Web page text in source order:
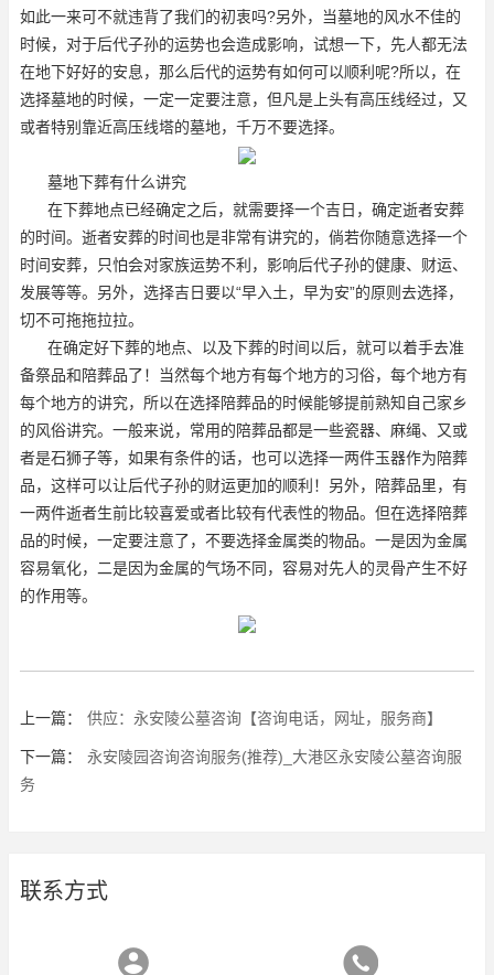
如此一来可不就违背了我们的初衷吗?另外，当墓地的风水不佳的
时候，对于后代子孙的运势也会造成影响，试想一下，先人都无法
在地下好好的安息，那么后代的运势有如何可以顺利呢?所以，在
选择墓地的时候，一定一定要注意，但凡是上头有高压线经过，又
或者特别靠近高压线塔的墓地，千万不要选择。
墓地下葬有什么讲究
在下葬地点已经确定之后，就需要择一个吉日，确定逝者安葬
的时间。逝者安葬的时间也是非常有讲究的，倘若你随意选择一个
时间安葬，只怕会对家族运势不利，影响后代子孙的健康、财运、
发展等等。另外，选择吉日要以“早入土，早为安”的原则去选择，
切不可拖拖拉拉。
在确定好下葬的地点、以及下葬的时间以后，就可以着手去准
备祭品和陪葬品了！当然每个地方有每个地方的习俗，每个地方有
每个地方的讲究，所以在选择陪葬品的时候能够提前熟知自己家乡
的风俗讲究。一般来说，常用的陪葬品都是一些瓷器、麻绳、又或
者是石狮子等，如果有条件的话，也可以选择一两件玉器作为陪葬
品，这样可以让后代子孙的财运更加的顺利！另外，陪葬品里，有
一两件逝者生前比较喜爱或者比较有代表性的物品。但在选择陪葬
品的时候，一定要注意了，不要选择金属类的物品。一是因为金属
容易氧化，二是因为金属的气场不同，容易对先人的灵骨产生不好
的作用等。
上一篇： 供应：永安陵公墓咨询【咨询电话，网址，服务商】
下一篇：
永安陵园咨询咨询服务(推荐)_大港区永安陵公墓咨询服
务
联系方式